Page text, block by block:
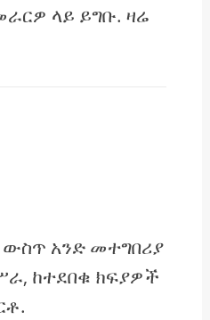
ላይ ይግቡ. ዛሬ
አንድ መተግበሪያ
ከተደበቁ ክፍያዎች